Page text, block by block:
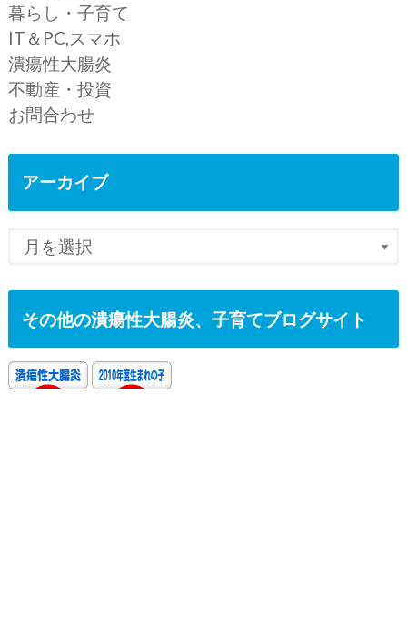
暮らし・子育て
IT＆PC,スマホ
潰瘍性大腸炎
不動産・投資
お問合わせ
アーカイブ
その他の潰瘍性大腸炎、子育てブログサイト